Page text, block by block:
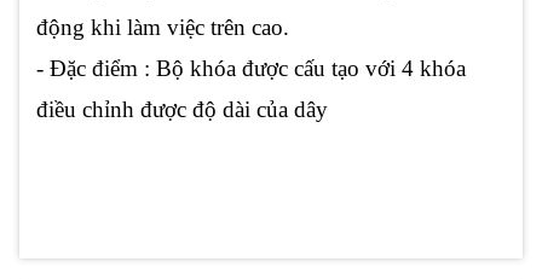
động khi làm việc trên cao.
- Đặc điểm : Bộ khóa được cấu tạo với 4 khóa
điều chỉnh được độ dài của dây